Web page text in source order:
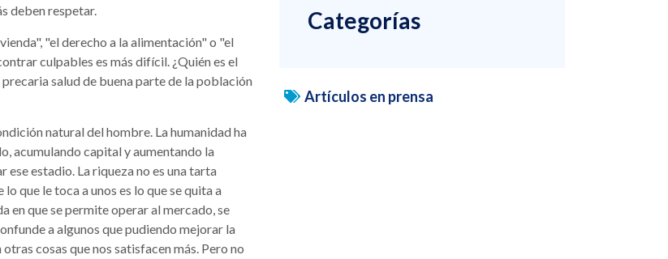
deben respetar.
"el derecho a la alimentación" o "el
culpables es más difícil. ¿Quién es el
salud de buena parte de la población
natural del hombre. La humanidad ha
acumulando capital y aumentando la
estadio. La riqueza no es una tarta
que le toca a unos es lo que se quita a
en que se permite operar al mercado, se
a algunos que pudiendo mejorar la
cosas que nos satisfacen más. Pero no
Categorías
Artículos en prensa